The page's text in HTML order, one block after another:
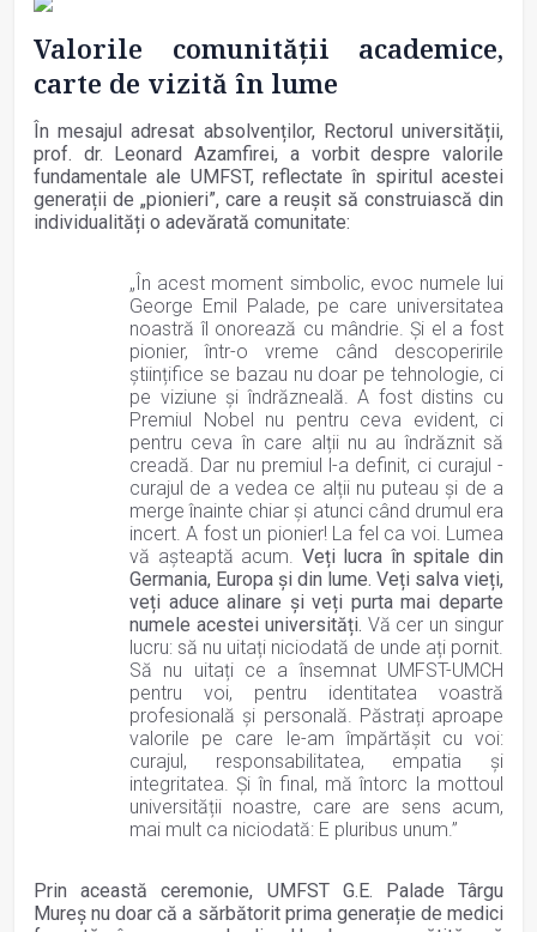
Valorile comunității academice,
carte de vizită în lume
În mesajul adresat absolvenților, Rectorul universității,
prof. dr. Leonard Azamfirei, a vorbit despre valorile
fundamentale ale UMFST, reflectate în spiritul acestei
generații de „pionieri”, care a reușit să construiască din
individualități o adevărată comunitate:
„În acest moment simbolic, evoc numele lui
George Emil Palade, pe care universitatea
noastră îl onorează cu mândrie. Și el a fost
pionier, într-o vreme când descoperirile
științifice se bazau nu doar pe tehnologie, ci
pe viziune și îndrăzneală. A fost distins cu
Premiul Nobel nu pentru ceva evident, ci
pentru ceva în care alții nu au îndrăznit să
creadă. Dar nu premiul l-a definit, ci curajul -
curajul de a vedea ce alții nu puteau și de a
merge înainte chiar și atunci când drumul era
incert. A fost un pionier! La fel ca voi. Lumea
vă așteaptă acum. Veți lucra în spitale din
Germania, Europa și din lume. Veți salva vieți,
veți aduce alinare și veți purta mai departe
numele acestei universități. Vă cer un singur
lucru: să nu uitați niciodată de unde ați pornit.
Să nu uitați ce a însemnat UMFST-UMCH
pentru voi, pentru identitatea voastră
profesională și personală. Păstrați aproape
valorile pe care le-am împărtășit cu voi:
curajul, responsabilitatea, empatia și
integritatea. Și în final, mă întorc la mottoul
universității noastre, care are sens acum,
mai mult ca niciodată: E pluribus unum.”
Prin această ceremonie, UMFST G.E. Palade Târgu
Mureș nu doar că a sărbătorit prima generație de medici